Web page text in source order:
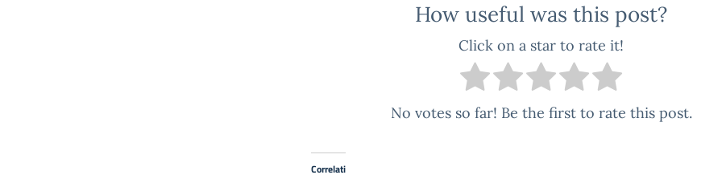
How useful was this post?
Click on a star to rate it!
No votes so far! Be the first to rate this post.
Correlati